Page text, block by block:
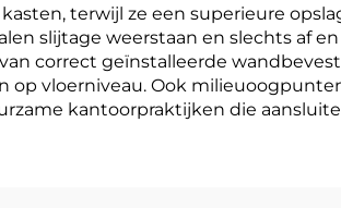
terwijl ze een superieure
slijtage weerstaan en slechts af
correct geïnstalleerde
op vloerniveau. Ook
kantoorpraktijken die